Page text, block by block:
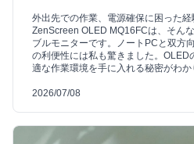
外出先での作業、電源確保に困った
ZenScreen OLED MQ16FCは、そん
ブルモニターです。ノートPCと双方
の利便性には私も驚きました。OLED
適な作業環境を手に入れる秘密がわか
2026/07/08